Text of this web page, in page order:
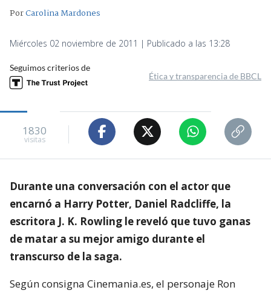
PorCarolina Mardones
Miércoles 02 noviembre de 2011 | Publicado a las 13:28
Seguimos criterios de
Ética y transparencia de BBCL
1830
visitas
Durante una conversación con el actor que
encarnó a Harry Potter, Daniel Radcliffe, la
escritora J. K. Rowling le reveló que tuvo ganas
de matar a su mejor amigo durante el
transcurso de la saga.
Según consigna Cinemania.es, el personaje Ron